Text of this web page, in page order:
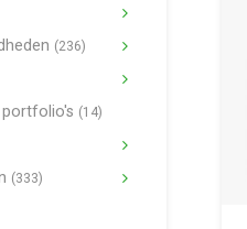
(236)
(14)
(333)